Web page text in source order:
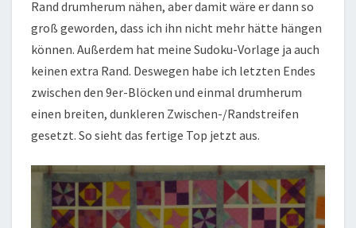
Rand drumherum nähen, aber damit wäre er dann so
groß geworden, dass ich ihn nicht mehr hätte hängen
können. Außerdem hat meine Sudoku-Vorlage ja auch
keinen extra Rand. Deswegen habe ich letzten Endes
zwischen den 9er-Blöcken und einmal drumherum
einen breiten, dunkleren Zwischen-/Randstreifen
gesetzt. So sieht das fertige Top jetzt aus.